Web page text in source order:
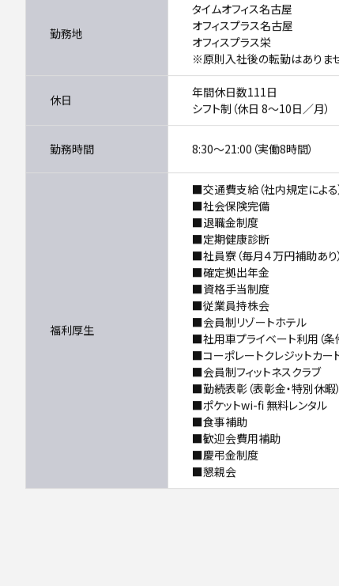
勤務地
タイムオフィス名古屋
オフィスプラス名古屋
オフィスプラス栄
※原則入社後の転勤はありませ
休日
年間休日数111日
シフト制（休日 8～10日／月）
勤務時間 8:30～21:00（実働8時間）
福利厚生
■交通費支給（社内規定による
■社会保険完備
■退職金制度
■定期健康診断
■社員寮（毎月４万円補助あり）
■確定拠出年金
■資格手当制度
■従業員持株会
■会員制リゾートホテル
■社用車プライベート利用（条
■コーポレートクレジットカー
■会員制フィットネスクラブ
■勤続表彰（表彰金・特別休暇）
■ポケットwi-fi 無料レンタル
■食事補助
■歓迎会費用補助
■慶弔金制度
■懇親会